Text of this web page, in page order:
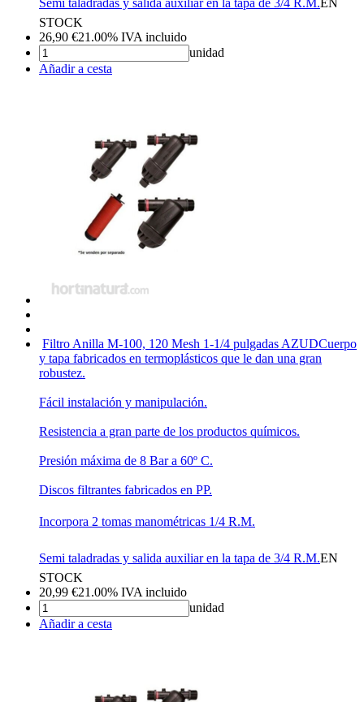
STOCK
26,90 €21.00% IVA incluido
unidad
Añadir a cesta
Filtro Anilla M-100, 120 Mesh 1-1/4 pulgadas AZUDCuerpo
y tapa fabricados en termoplásticos que le dan una gran
robustez.
Fácil instalación y manipulación.
Resistencia a gran parte de los productos químicos.
Presión máxima de 8 Bar a 60º C.
Discos filtrantes fabricados en PP.
Incorpora 2 tomas manométricas 1/4 R.M.
Semi taladradas y salida auxiliar en la tapa de 3/4 R.M.EN
STOCK
20,99 €21.00% IVA incluido
unidad
Añadir a cesta